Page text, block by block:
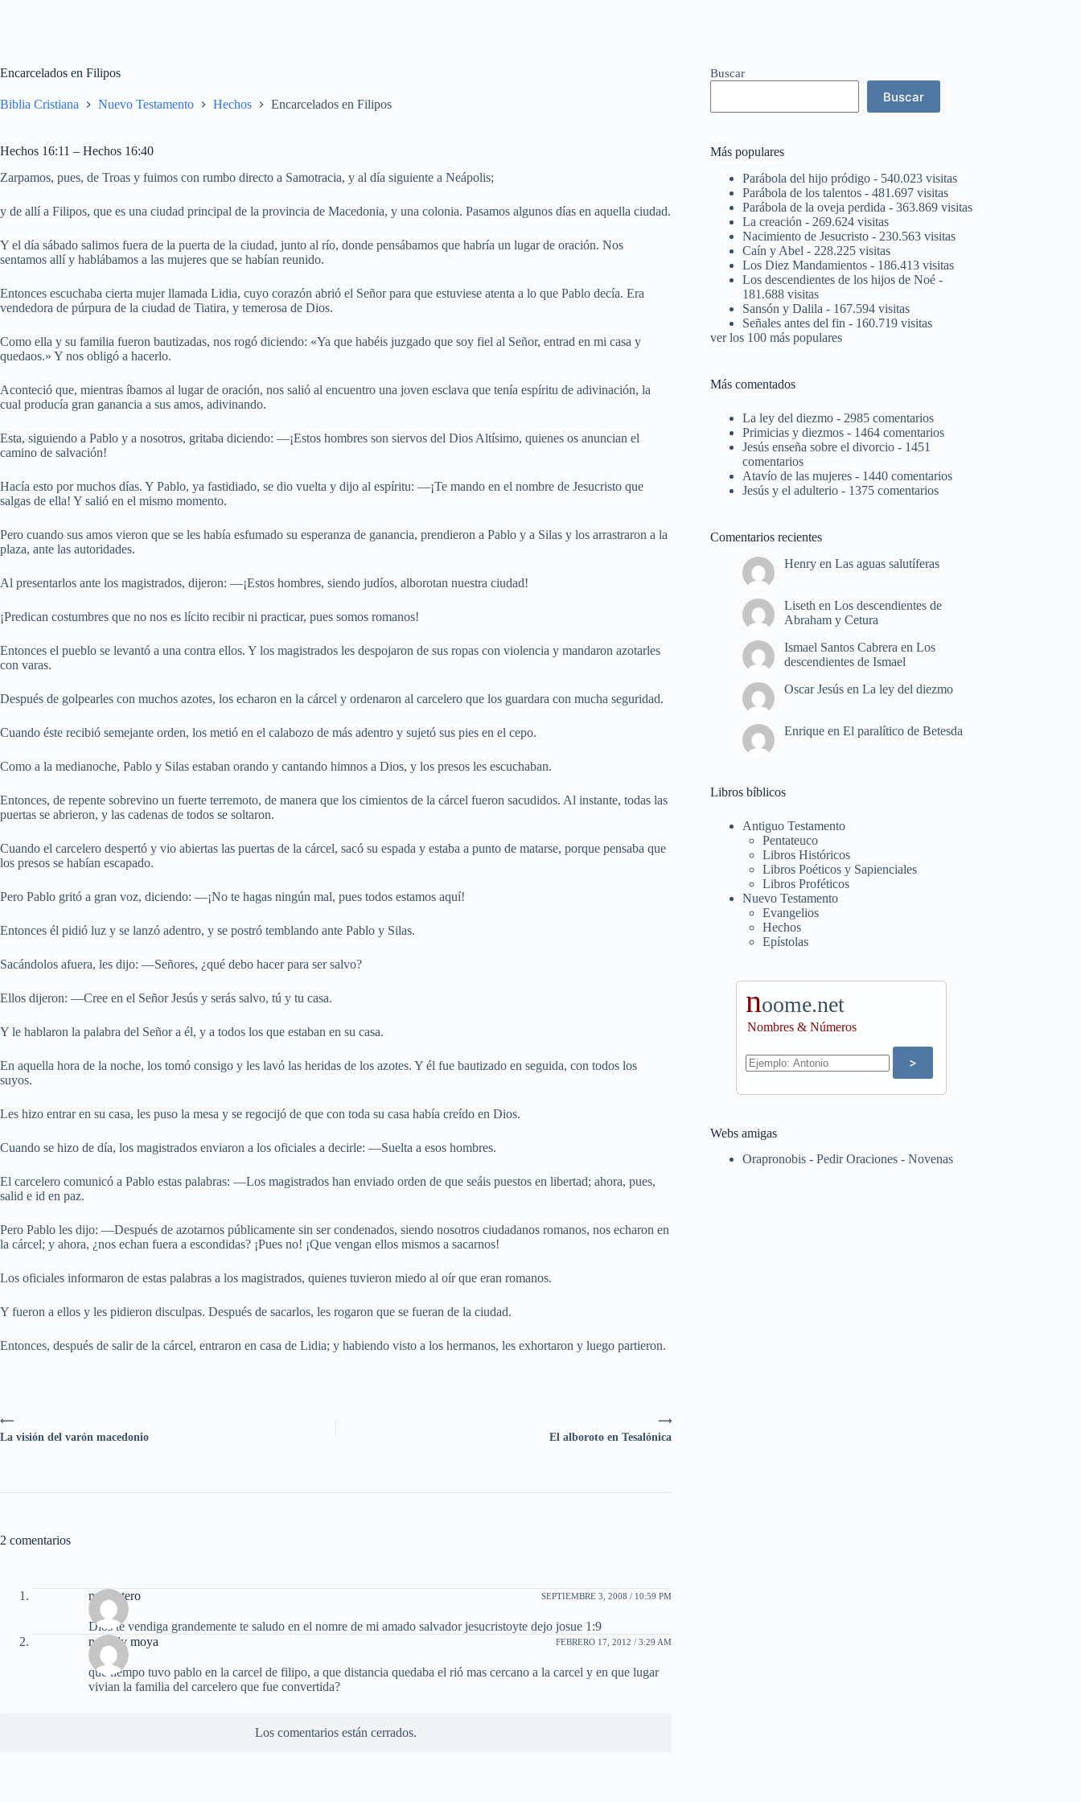
Encarcelados en Filipos
Biblia Cristiana Nuevo Testamento Hechos Encarcelados en Filipos
Hechos 16:11 – Hechos 16:40
Zarpamos, pues, de Troas y fuimos con rumbo directo a Samotracia, y al día siguiente a Neápolis;
y de allí a Filipos, que es una ciudad principal de la provincia de Macedonia, y una colonia. Pasamos algunos días en aquella ciudad.
Y el día sábado salimos fuera de la puerta de la ciudad, junto al río, donde pensábamos que habría un lugar de oración. Nos
sentamos allí y hablábamos a las mujeres que se habían reunido.
Entonces escuchaba cierta mujer llamada Lidia, cuyo corazón abrió el Señor para que estuviese atenta a lo que Pablo decía. Era
vendedora de púrpura de la ciudad de Tiatira, y temerosa de Dios.
Como ella y su familia fueron bautizadas, nos rogó diciendo: «Ya que habéis juzgado que soy fiel al Señor, entrad en mi casa y
quedaos.» Y nos obligó a hacerlo.
Aconteció que, mientras íbamos al lugar de oración, nos salió al encuentro una joven esclava que tenía espíritu de adivinación, la
cual producía gran ganancia a sus amos, adivinando.
Esta, siguiendo a Pablo y a nosotros, gritaba diciendo: —¡Estos hombres son siervos del Dios Altísimo, quienes os anuncian el
camino de salvación!
Hacía esto por muchos días. Y Pablo, ya fastidiado, se dio vuelta y dijo al espíritu: —¡Te mando en el nombre de Jesucristo que
salgas de ella! Y salió en el mismo momento.
Pero cuando sus amos vieron que se les había esfumado su esperanza de ganancia, prendieron a Pablo y a Silas y los arrastraron a la
plaza, ante las autoridades.
Al presentarlos ante los magistrados, dijeron: —¡Estos hombres, siendo judíos, alborotan nuestra ciudad!
¡Predican costumbres que no nos es lícito recibir ni practicar, pues somos romanos!
Entonces el pueblo se levantó a una contra ellos. Y los magistrados les despojaron de sus ropas con violencia y mandaron azotarles
con varas.
Después de golpearles con muchos azotes, los echaron en la cárcel y ordenaron al carcelero que los guardara con mucha seguridad.
Cuando éste recibió semejante orden, los metió en el calabozo de más adentro y sujetó sus pies en el cepo.
Como a la medianoche, Pablo y Silas estaban orando y cantando himnos a Dios, y los presos les escuchaban.
Entonces, de repente sobrevino un fuerte terremoto, de manera que los cimientos de la cárcel fueron sacudidos. Al instante, todas las
puertas se abrieron, y las cadenas de todos se soltaron.
Cuando el carcelero despertó y vio abiertas las puertas de la cárcel, sacó su espada y estaba a punto de matarse, porque pensaba que
los presos se habían escapado.
Pero Pablo gritó a gran voz, diciendo: —¡No te hagas ningún mal, pues todos estamos aquí!
Entonces él pidió luz y se lanzó adentro, y se postró temblando ante Pablo y Silas.
Sacándolos afuera, les dijo: —Señores, ¿qué debo hacer para ser salvo?
Ellos dijeron: —Cree en el Señor Jesús y serás salvo, tú y tu casa.
Y le hablaron la palabra del Señor a él, y a todos los que estaban en su casa.
En aquella hora de la noche, los tomó consigo y les lavó las heridas de los azotes. Y él fue bautizado en seguida, con todos los
suyos.
Les hizo entrar en su casa, les puso la mesa y se regocijó de que con toda su casa había creído en Dios.
Cuando se hizo de día, los magistrados enviaron a los oficiales a decirle: —Suelta a esos hombres.
El carcelero comunicó a Pablo estas palabras: —Los magistrados han enviado orden de que seáis puestos en libertad; ahora, pues,
salid e id en paz.
Pero Pablo les dijo: —Después de azotarnos públicamente sin ser condenados, siendo nosotros ciudadanos romanos, nos echaron en
la cárcel; y ahora, ¿nos echan fuera a escondidas? ¡Pues no! ¡Que vengan ellos mismos a sacarnos!
Los oficiales informaron de estas palabras a los magistrados, quienes tuvieron miedo al oír que eran romanos.
Y fueron a ellos y les pidieron disculpas. Después de sacarlos, les rogaron que se fueran de la ciudad.
Entonces, después de salir de la cárcel, entraron en casa de Lidia; y habiendo visto a los hermanos, les exhortaron y luego partieron.
⟶
El alboroto en Tesalónica
⟵
La visión del varón macedonio
2 comentarios
nury otero SEPTIEMBRE 3, 2008 / 10:59 PM
Dios te vendiga grandemente te saludo en el nomre de mi amado salvador jesucristoyte dejo josue 1:9
noraidy moya
FEBRERO 17, 2012 / 3:29 AM
que tiempo tuvo pablo en la carcel de filipo, a que distancia quedaba el rió mas cercano a la carcel y en que lugar
vivian la familia del carcelero que fue convertida?
Los comentarios están cerrados.
Buscar
Buscar
Más populares
Parábola del hijo pródigo - 540.023 visitas
Parábola de los talentos - 481.697 visitas
Parábola de la oveja perdida - 363.869 visitas
La creación - 269.624 visitas
Nacimiento de Jesucristo - 230.563 visitas
Caín y Abel - 228.225 visitas
Los Diez Mandamientos - 186.413 visitas
Los descendientes de los hijos de Noé -
181.688 visitas
Sansón y Dalila - 167.594 visitas
Señales antes del fin - 160.719 visitas
ver los 100 más populares
Más comentados
La ley del diezmo - 2985 comentarios
Primicias y diezmos - 1464 comentarios
Jesús enseña sobre el divorcio - 1451
comentarios
Atavío de las mujeres - 1440 comentarios
Jesús y el adulterio - 1375 comentarios
Comentarios recientes
Henry enLas aguas salutíferas
Liseth enLos descendientes de
Abraham y Cetura
Ismael Santos Cabrera enLos
descendientes de Ismael
Oscar Jesús enLa ley del diezmo
Enrique enEl paralítico de Betesda
Libros bíblicos
Antiguo Testamento
Pentateuco
Libros Históricos
Libros Poéticos y Sapienciales
Libros Proféticos
Nuevo Testamento
Evangelios
Hechos
Epístolas
noome.net
Nombres & Números
Webs amigas
Orapronobis - Pedir Oraciones - Novenas